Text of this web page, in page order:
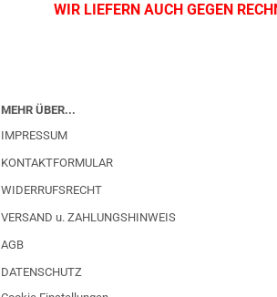
WIR LIEFERN AUCH GEGEN
MEHR ÜBER...
IMPRESSUM
KONTAKTFORMULAR
WIDERRUFSRECHT
VERSAND u. ZAHLUNGSHINWEIS
AGB
DATENSCHUTZ